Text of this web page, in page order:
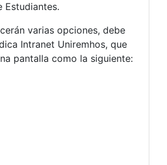
Estudiantes.
varias opciones, debe
Intranet Uniremhos, que
pantalla como la siguiente: